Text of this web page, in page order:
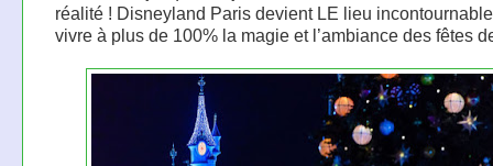
réalité ! Disneyland Paris devient LE lieu
vivre à plus de 100% la magie et l’ambiance des fêtes